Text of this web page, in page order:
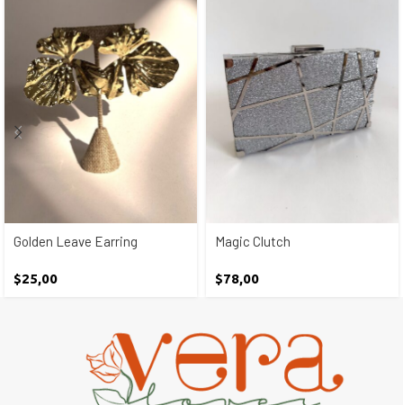
Golden Leave Earring
$25,00
Magic Clutch
$78,00